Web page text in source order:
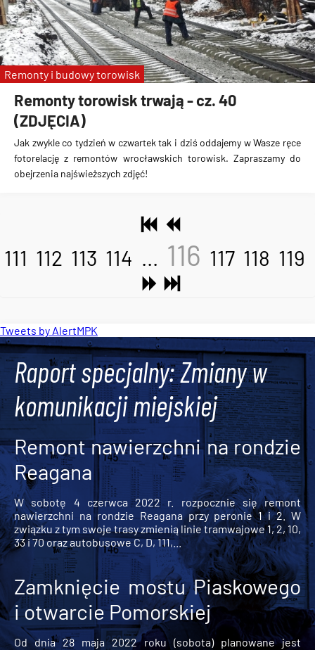
Remonty torowisk trwają - cz. 40
(ZDJĘCIA)
Jak zwykle co tydzień w czwartek tak i dziś oddajemy w Wasze ręce
fotorelację z remontów wrocławskich torowisk. Zapraszamy do
obejrzenia najświeższych zdjęć!
Remonty i budowy torowisk
111 112 113 114 ... 116 117 118 119
Tweets by AlertMPK
Raport specjalny: Zmiany w
komunikacji miejskiej
Remont nawierzchni na rondzie
Reagana
W sobotę 4 czerwca 2022 r. rozpocznie się remont
nawierzchni na rondzie Reagana przy peronie 1 i 2. W
związku z tym swoje trasy zmienią linie tramwajowe 1, 2, 10,
33 i 70 oraz autobusowe C, D, 111,...
Zamknięcie mostu Piaskowego
i otwarcie Pomorskiej
Od dnia 28 maja 2022 roku (sobota) planowane jest